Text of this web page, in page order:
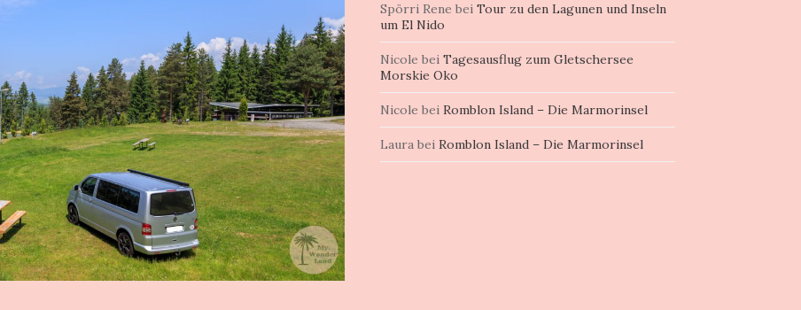
Spörri Rene bei Tour zu den Lagunen und Inseln
um El Nido
Nicole bei Tagesausflug zum Gletschersee
Morskie Oko
Nicole bei Romblon Island – Die Marmorinsel
Laurabei Romblon Island – Die Marmorinsel